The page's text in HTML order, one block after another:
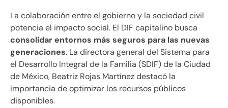
La colaboración entre el gobierno y la sociedad civil
potencia el impacto social. El DIF capitalino busca
consolidar entornos más seguros para las nuevas
generaciones. La directora general del Sistema para
el Desarrollo Integral de la Familia (SDIF) de la Ciudad
de México, Beatriz Rojas Martínez destacó la
importancia de optimizar los recursos públicos
disponibles.